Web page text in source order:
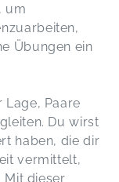
um
Übungen ein
Paare
Du wirst
haben, die dir
vermittelt,
Mit dieser